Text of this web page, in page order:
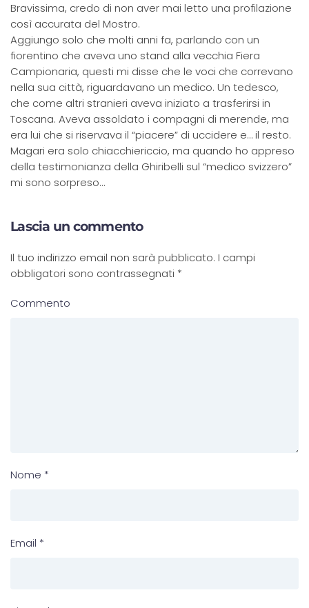
Bravissima, credo di non aver mai letto una profilazione
così accurata del Mostro.
Aggiungo solo che molti anni fa, parlando con un
fiorentino che aveva uno stand alla vecchia Fiera
Campionaria, questi mi disse che le voci che correvano
nella sua città, riguardavano un medico. Un tedesco,
che come altri stranieri aveva iniziato a trasferirsi in
Toscana. Aveva assoldato i compagni di merende, ma
era lui che si riservava il “piacere” di uccidere e… il resto.
Magari era solo chiacchiericcio, ma quando ho appreso
della testimonianza della Ghiribelli sul “medico svizzero”
mi sono sorpreso…
Lascia un commento
Il tuo indirizzo email non sarà pubblicato. I campi
obbligatori sono contrassegnati *
Commento
Nome *
Email *